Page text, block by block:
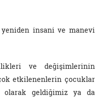
insani ve manevi
ve değişimlerinin
etkilenenlerin çocuklar
olarak geldiğimiz ya da